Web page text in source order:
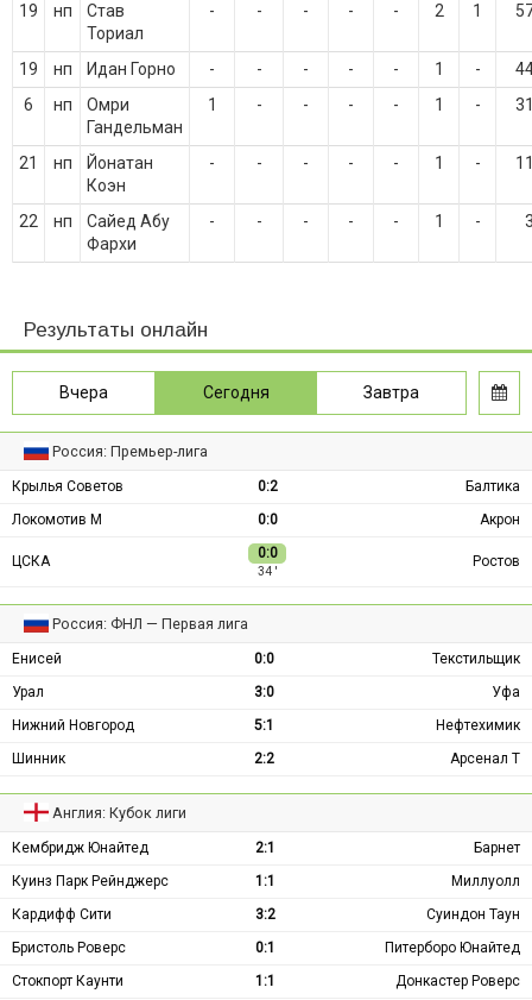
19
нп
Став
Ториал
- - - - - 2 1
19 нп Идан Горно - - - - - 1 -
6
нп
Омри
Гандельман
1 - - - - 1 -
21 нп
Йонатан
Коэн
- - - - - 1 -
22 нп
Сайед Абу
Фархи
- - - - - 1 -
Результаты онлайн
Вчера Сегодня Завтра
Россия: Премьер-лига
Крылья Советов 0:2
Балтика
Локомотив М
0:0 Акрон
ЦСКА 0:0
34 ′
Ростов
Россия: ФНЛ — Первая лига
Енисей 0:0
Текстильщик
Урал
3:0
Уфа
Нижний Новгород
5:1
Нефтехимик
Шинник
2:2 Арсенал Т
Англия: Кубок лиги
Кембридж Юнайтед 2:1
Барнет
Куинз Парк Рейнджерс
1:1
Миллуолл
Кардифф Сити
3:2
Суиндон Таун
Бристоль Роверс
0:1
Питерборо Юнайтед
Стокпорт Каунти
1:1
Донкастер Роверс